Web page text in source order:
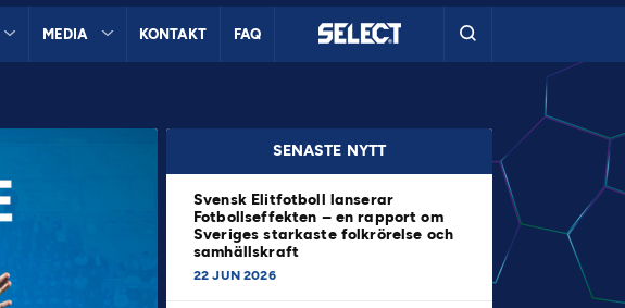
MEDIA KONTAKT FAQ
SENASTE NYTT
Svensk Elitfotboll lanserar
Fotbollseffekten – en rapport om
Sveriges starkaste folkrörelse och
samhällskraft
22 JUN 2026